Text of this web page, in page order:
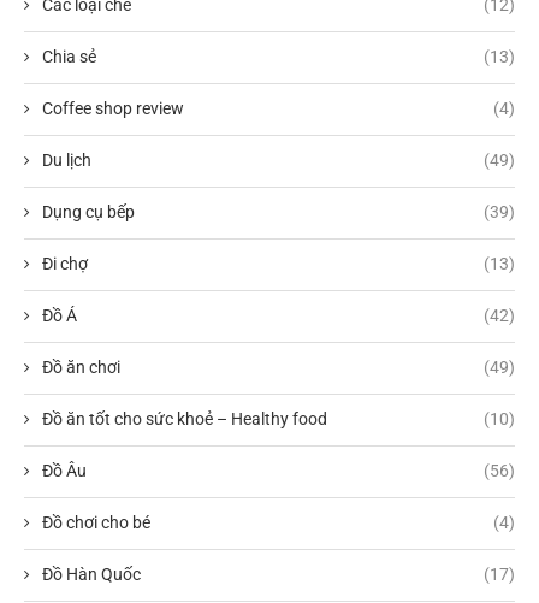
Các loại chè (12)
Chia sẻ (13)
Coffee shop review (4)
Du lịch (49)
Dụng cụ bếp (39)
Đi chợ (13)
Đồ Á (42)
Đồ ăn chơi (49)
Đồ ăn tốt cho sức khoẻ – Healthy food (10)
Đồ Âu (56)
Đồ chơi cho bé (4)
Đồ Hàn Quốc (17)